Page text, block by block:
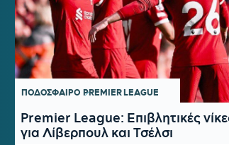
ΠΟΔΟΣΦΑΙΡΟ PREMIER LEAGUE
Premier League: Επιβλητικές
για Λίβερπουλ και Τσέλσι